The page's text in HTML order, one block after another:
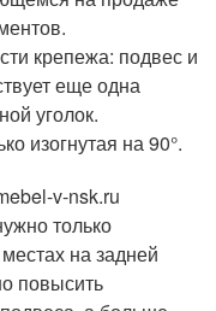
крепежа: подвес и
еще одна
уголок.
изогнутая на 90°.
v-nsk.ru
только
на задней
повысить